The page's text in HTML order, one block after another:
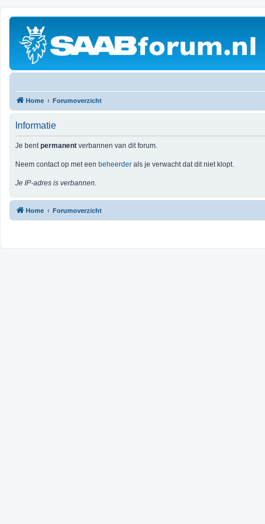
Home Forumoverzicht
Informatie
Je bentpermanent verbannen van dit forum.
Neem contact op met een beheerder als je verwacht dat dit niet klopt.
Je IP-adres is verbannen.
Home Forumoverzicht